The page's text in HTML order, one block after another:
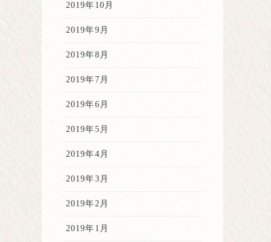
2019年10月
2019年9月
2019年8月
2019年7月
2019年6月
2019年5月
2019年4月
2019年3月
2019年2月
2019年1月